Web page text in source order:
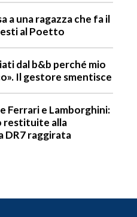
a una ragazza che fa il
al Poetto
dal b&b perché mio
Il gestore smentisce
Ferrari e Lamborghini:
restituite alla
DR7 raggirata